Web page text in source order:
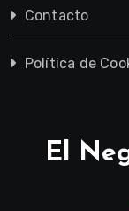
Contacto
Política de
El